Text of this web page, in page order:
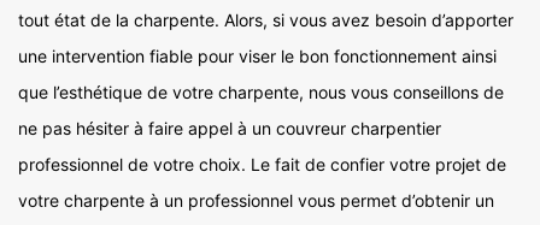
tout état de la charpente. Alors, si vous avez besoin d’apporter
une intervention fiable pour viser le bon fonctionnement ainsi
que l’esthétique de votre charpente, nous vous conseillons de
ne pas hésiter à faire appel à un couvreur charpentier
professionnel de votre choix. Le fait de confier votre projet de
votre charpente à un professionnel vous permet d’obtenir un